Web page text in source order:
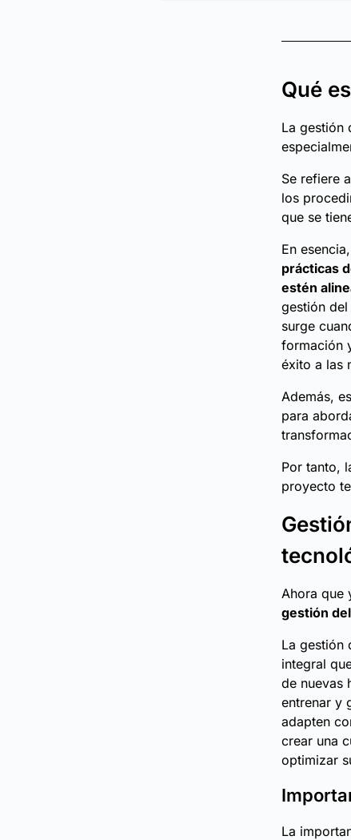
Qué
La gestión
Se refiere
los
que se
En esencia,
prácticas
estén
gestión
surge
formación
éxito a las
Además,
para
Por tanto,
proyecto
Ahora que
gestión
La gestión
integral
de nuevas
entrenar y
adapten
crear una
optimizar
La